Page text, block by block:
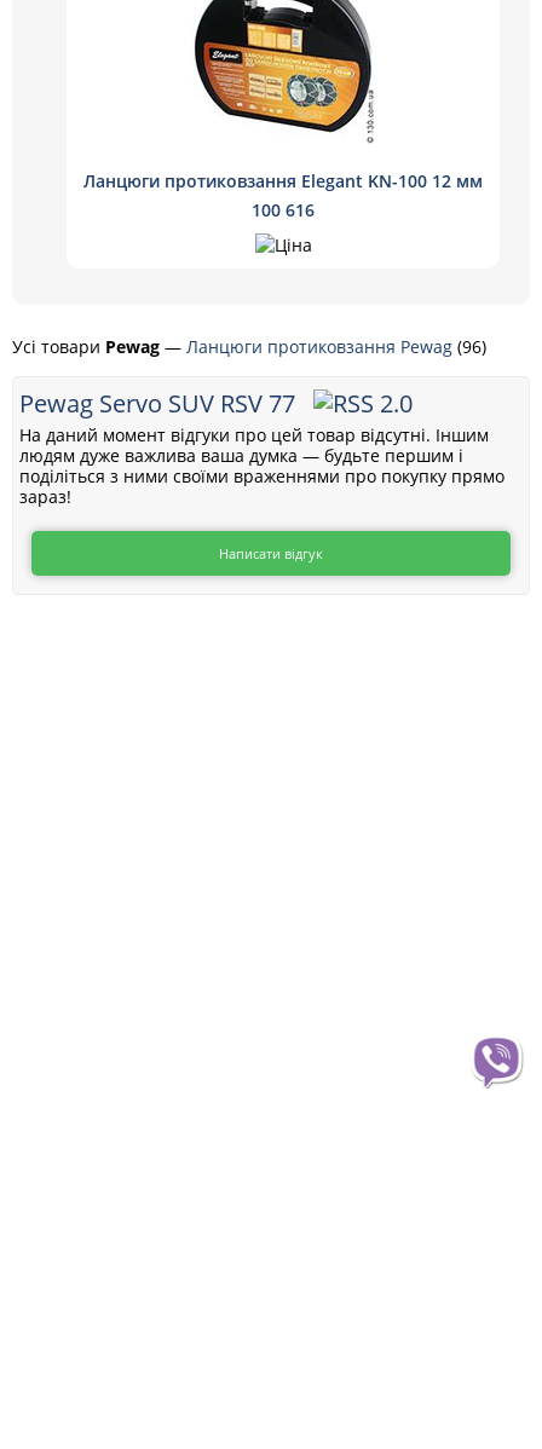
Ланцюги протиковзання Elegant KN-100 12 мм
100 616
Усі товари Pewag — Ланцюги протиковзання Pewag (96)
Pewag Servo SUV RSV 77
На даний момент відгуки про цей товар відсутні. Іншим
людям дуже важлива ваша думка — будьте першим і
поділіться з ними своїми враженнями про покупку прямо
зараз!
Написати відгук